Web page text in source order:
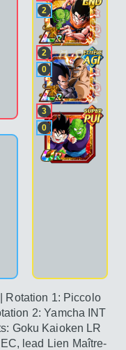
2
2
0
3
0
Rotation 1: Piccolo
2: Yamcha INT
Goku Kaioken LR
lead Lien Maître-